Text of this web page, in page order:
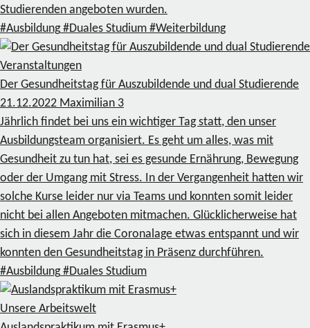
Studierenden angeboten wurden.
#Ausbildung #Duales Studium #Weiterbildung
Veranstaltungen
Der Gesundheitstag für Auszubildende und dual Studierende
21.12.2022 Maximilian 3
Jährlich findet bei uns ein wichtiger Tag statt, den unser
Ausbildungsteam organisiert. Es geht um alles, was mit
Gesundheit zu tun hat, sei es gesunde Ernährung, Bewegung
oder der Umgang mit Stress. In der Vergangenheit hatten wir
solche Kurse leider nur via Teams und konnten somit leider
nicht bei allen Angeboten mitmachen. Glücklicherweise hat
sich in diesem Jahr die Coronalage etwas entspannt und wir
konnten den Gesundheitstag in Präsenz durchführen.
#Ausbildung #Duales Studium
Unsere Arbeitswelt